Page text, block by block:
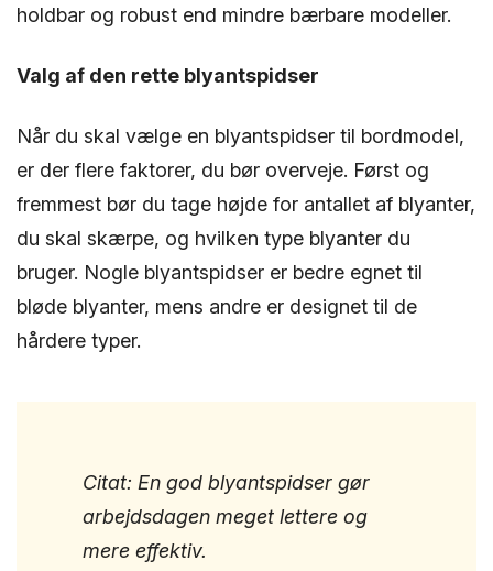
holdbar og robust end mindre bærbare modeller.
Valg af den rette blyantspidser
Når du skal vælge en blyantspidser til bordmodel,
er der flere faktorer, du bør overveje. Først og
fremmest bør du tage højde for antallet af blyanter,
du skal skærpe, og hvilken type blyanter du
bruger. Nogle blyantspidser er bedre egnet til
bløde blyanter, mens andre er designet til de
hårdere typer.
Citat: En god blyantspidser gør
arbejdsdagen meget lettere og
mere effektiv.